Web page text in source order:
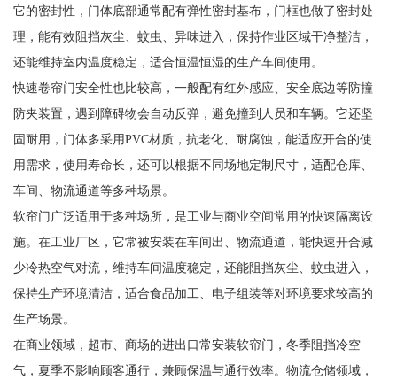
它的密封性，门体底部通常配有弹性密封基布，门框也做了密封处
理，能有效阻挡灰尘、蚊虫、异味进入，保持作业区域干净整洁，
还能维持室内温度稳定，适合恒温恒湿的生产车间使用。
快速卷帘门安全性也比较高，一般配有红外感应、安全底边等防撞
防夹装置，遇到障碍物会自动反弹，避免撞到人员和车辆。它还坚
固耐用，门体多采用PVC材质，抗老化、耐腐蚀，能适应开合的使
用需求，使用寿命长，还可以根据不同场地定制尺寸，适配仓库、
车间、物流通道等多种场景。
软帘门广泛适用于多种场所，是工业与商业空间常用的快速隔离设
施。在工业厂区，它常被安装在车间出、物流通道，能快速开合减
少冷热空气对流，维持车间温度稳定，还能阻挡灰尘、蚊虫进入，
保持生产环境清洁，适合食品加工、电子组装等对环境要求较高的
生产场景。
在商业领域，超市、商场的进出口常安装软帘门，冬季阻挡冷空
气，夏季不影响顾客通行，兼顾保温与通行效率。物流仓储领域，